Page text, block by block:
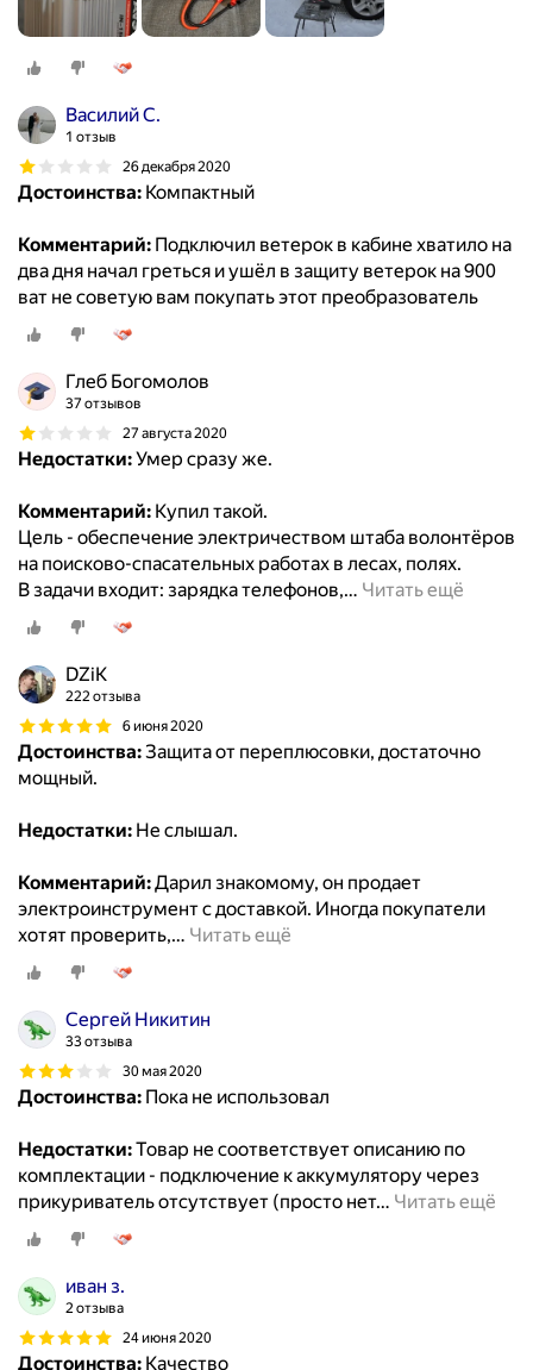
Василий С.
1 отзыв
26 декабря 2020
Достоинства: Компактный
Комментарий: Подключил ветерок в кабине хватило на
два дня начал греться и ушёл в защиту ветерок на 900
ват не советую вам покупать этот преобразователь
Глеб Богомолов
37 отзывов
27 августа 2020
Недостатки:Умер сразу же.
Комментарий: Купил такой.
Цель - обеспечение электричеством штаба волонтёров
на поисково-спасательных работах в лесах, полях.
В задачи входит: зарядка телефонов,… Читать ещё
DZiK
222 отзыва
6 июня 2020
Достоинства:Защита от переплюсовки, достаточно
мощный.
Недостатки: Не слышал.
Комментарий:Дарил знакомому, он продает
электроинструмент с доставкой. Иногда покупатели
хотят проверить,… Читать ещё
Сергей Никитин
33 отзыва
30 мая 2020
Достоинства: Пока не использовал
Недостатки:Товар не соответствует описанию по
комплектации - подключение к аккумулятору через
прикуриватель отсутствует (просто нет… Читать ещё
иван з.
2 отзыва
24 июня 2020
Достоинства: Качество